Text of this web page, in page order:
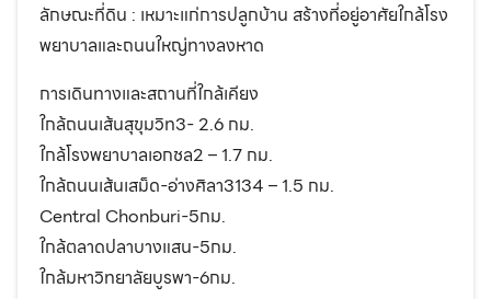
ลักษณะที่ดิน : เหมาะแก่การปลูกบ้าน สร้างที่อยู่อาศัยใกล้โรง
พยาบาลและถนนใหญ่ทางลงหาด
การเดินทางและสถานที่ใกล้เคียง
ใกล้ถนนเส้นสุขุมวิท3- 2.6 กม.
ใกล้โรงพยาบาลเอกชล2 – 1.7 กม.
ใกล้ถนนเส้นเสม็ด-อ่างศิลา3134 – 1.5 กม.
Central Chonburi-5กม.
ใกล้ตลาดปลาบางแสน-5กม.
ใกล้มหาวิทยาลัยบูรพา-6กม.